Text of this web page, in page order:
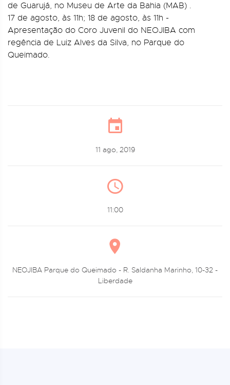
de Guarujá, no Museu de Arte da Bahia (MAB) .
17 de agosto, às 11h; 18 de agosto, às 11h -
Apresentação do Coro Juvenil do NEOJIBA com
regência de Luiz Alves da Silva, no Parque do
Queimado.
11 ago, 2019
11:00
NEOJIBA Parque do Queimado - R. Saldanha Marinho, 10-32 -
Liberdade